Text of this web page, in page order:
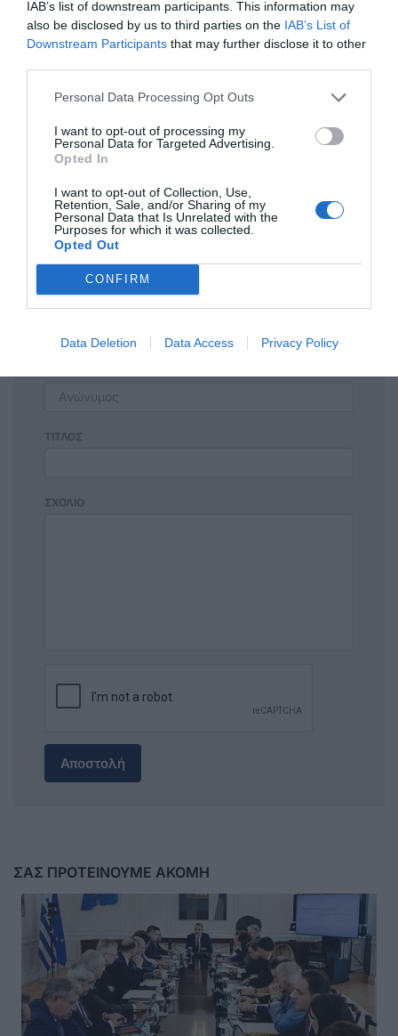
IAB’s list of downstream participants. This information may
also be disclosed by us to third parties on the IAB’s List of
Downstream Participants that may further disclose it to other
Personal Data Processing Opt Outs
I want to opt-out of processing my
Personal Data for Targeted Advertising.
Opted In
I want to opt-out of Collection, Use,
Retention, Sale, and/or Sharing of my
Personal Data that Is Unrelated with the
Purposes for which it was collected.
Opted Out
CONFIRM
Data Deletion Data Access Privacy Policy
giafkasports.gr
Η ανωνυμία είναι το καλύτερο κρησφύγετο δειλίας και
Σχόλια 0
Πρόσθεσε ένα σχόλιο
ΤΙΤΛΟΣ
ΣΧΟΛΙΟ
Αποστολή
ΣΑΣ ΠΡΟΤΕΙΝΟΥΜΕ ΑΚΟΜΗ